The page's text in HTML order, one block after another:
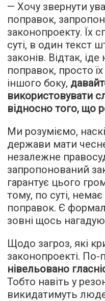
— Хочу звернути
поправок,
законопроекту. Їх
суті, в один текст
законів. Відтак,
поправок, просто
іншого боку,
використовувати
відносно того, що
Ми розуміємо,
держави мати
незалежне
запропонований
гарантує цього
тому, по суті,
поправок. Є
зовні щось
Щодо загроз, які
законопроекті.
нівельовано
Тобто навіть у
викидатимуть